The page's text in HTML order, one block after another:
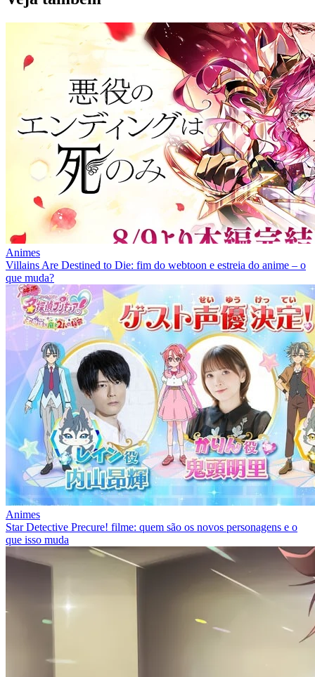
Animes
Villains Are Destined to Die: fim do webtoon e estreia do anime – o
que muda?
Animes
Star Detective Precure! filme: quem são os novos personagens e o
que isso muda